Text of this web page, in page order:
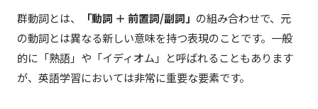
群動詞とは、 「動詞 ＋ 前置詞/副詞」 の組み合わせで、元
の動詞とは異なる新しい意味を持つ表現のことです。一般
的に「熟語」や「イディオム」と呼ばれることもあります
が、英語学習においては非常に重要な要素です。